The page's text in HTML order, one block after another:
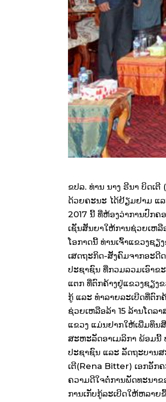
ຂປລ. ທ່ານ ນາງ ຣີນາ ບິດເຕີ
ດ້ວຍຄະນະ ໄດ້ຢ້ຽມຢາມ ແ
2017 ນີ້ ທີ່ຫ້ອງວ່າການປົກຄ
ເຊັນສັນຍາໃຫ້ການຊ່ວຍເຫ
ໂອກາດນີ້ ທ່ານເຈົ້າແຂວງຊ
ເສດຖະກິດ-ສັງຄົມຈາກອະດີດ
ປະຊາຊົນ ທີ່ກວມລວມເອົາຂ
ແຕກ ທີ່ຕົກຄ້າງຢູ່ແຂວງຊຽງ
ກູ້ ແລະ ທຳລາຍລະເບີດທີ່ຕົກ
ຊ່ວຍເຫລືອລ້າ 15 ລ້ານໂດລ
ແຂວງ ແມ່ນຢາກໃຫ້ເພີ່ມທຶນ
ສະຫະລັດອາເມລິກາ ພ້ອມນີ້
ປະຊາຊົນ ແລະ ລັດຖະບານ
ເຕີ(Rena Bitter) ເອກອັກ
ຄວາມດີໃຈຕໍ່ການພັດທະນາຂ
ການເກັບກູ້ລະເບີດໃຫ້ຫລາຍ